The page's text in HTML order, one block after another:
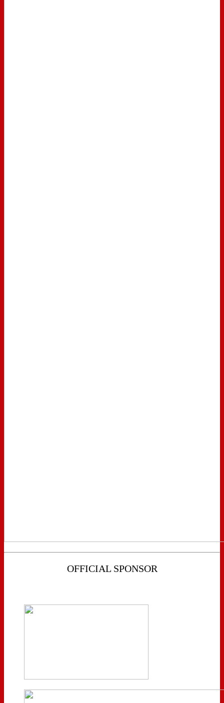
OFFICIAL SPONSOR